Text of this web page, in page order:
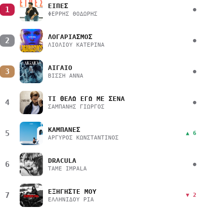
1 ΕΙΠΕΣ
ΦΕΡΡΗΣ ΘΟΔΩΡΗΣ
●
2 ΛΟΓΑΡΙΑΣΜΟΣ
ΛΙΟΛΙΟΥ ΚΑΤΕΡΙΝΑ
●
3 ΑΙΓΑΙΟ
ΒΙΣΣΗ ΑΝΝΑ
●
4 ΤΙ ΘΕΛΩ ΕΓΩ ΜΕ ΣΕΝΑ
ΣΑΜΠΑΝΗΣ ΓΙΩΡΓΟΣ
●
5 ΚΑΜΠΑΝΕΣ
ΑΡΓΥΡΟΣ ΚΩΝΣΤΑΝΤΙΝΟΣ
▲ 6
6 DRACULA
TAME IMPALA
●
7 ΕΞΗΓΗΣΤΕ ΜΟΥ
ΕΛΛΗΝΙΔΟΥ ΡΙΑ
▼ 2